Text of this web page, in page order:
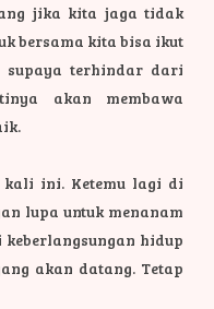
jika kita jaga tidak
bersama kita bisa ikut
supaya terhindar dari
akan membawa
kali ini. Ketemu lagi di
lupa untuk menanam
keberlangsungan hidup
akan datang. Tetap